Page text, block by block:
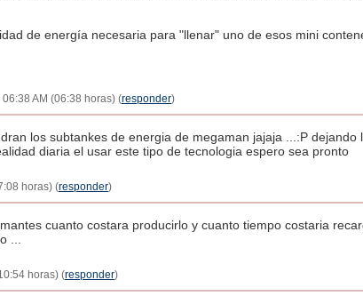
de energía necesaria para "llenar" uno de esos mini
AM (06:38 horas) (responder)
los subtankes de energia de megaman jajaja ...:P
diaria el usar este tipo de tecnologia espero sea pronto
horas) (responder)
cuanto costara producirlo y cuanto tiempo costaria
...
horas) (responder)